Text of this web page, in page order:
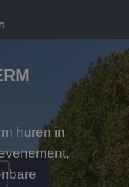
huren in